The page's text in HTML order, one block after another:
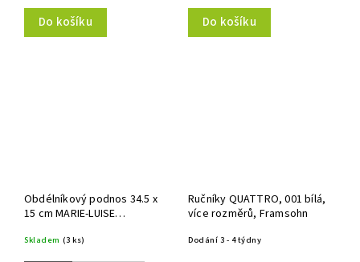
Do košíku Do košíku
Obdélníkový podnos 34.5 x
15 cm MARIE-LUISE
Seltmann Weiden
Skladem (3 ks)
Ručníky QUATTRO, 001 bílá,
více rozměrů, Framsohn
Dodání 3 - 4 týdny